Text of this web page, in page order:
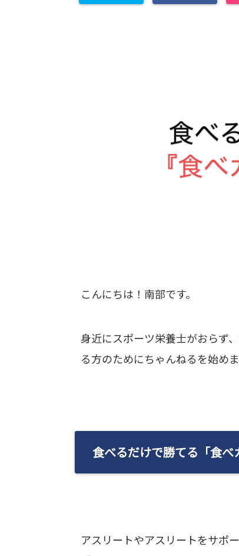
こんにちは！南部です。
身近にスポーツ栄養士がおらず
る方のためにちゃんねるを始め
食べるだけで勝てる「食べ
アスリートやアスリートをサポ